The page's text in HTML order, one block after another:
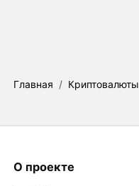
Главная / Криптовалюты
О проекте